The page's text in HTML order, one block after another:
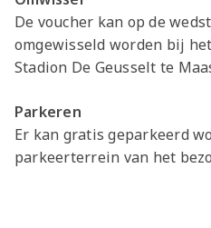
De voucher kan op de
omgewisseld worden bij
Stadion De Geusselt te
Parkeren
Er kan gratis geparkeerd
parkeerterrein van het